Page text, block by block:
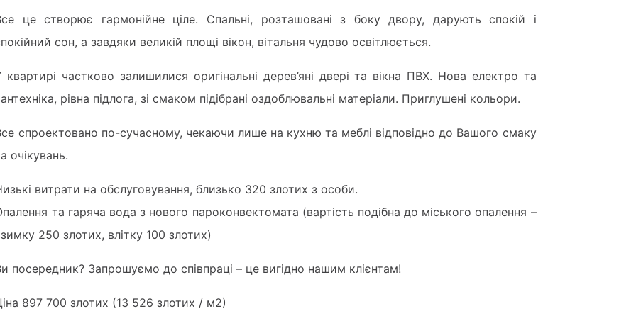
це створює гармонійне ціле. Спальні, розташовані з боку двору, дарують спокій і
сон, а завдяки великій площі вікон, вітальня чудово освітлюється.
квартирі частково залишилися оригінальні дерев’яні двері та вікна ПВХ. Нова електро та
рівна підлога, зі смаком підібрані оздоблювальні матеріали. Приглушені кольори.
спроектовано по-сучасному, чекаючи лише на кухню та меблі відповідно до Вашого смаку
очікувань.
витрати на обслуговування, близько 320 злотих з особи.
та гаряча вода з нового пароконвектомата (вартість подібна до міського опалення –
250 злотих, влітку 100 злотих)
посередник? Запрошуємо до співпраці – це вигідно нашим клієнтам!
897 700 злотих (13 526 злотих / м2)